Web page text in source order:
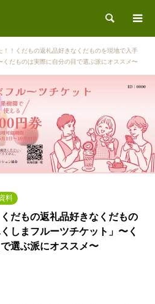
検索
！！くだもの返礼品好きなくだものを現地で入手
だものは実際に自分の目で選ぶ派にオススメ〜
料
だもの返礼品好きなくだもの
しまフルーツチケット」〜く
選ぶ派にオススメ〜